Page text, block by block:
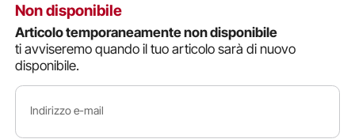
Non disponibile
Articolo temporaneamente non disponibile
ti avviseremo quando il tuo articolo sarà di nuovo
disponibile.
Indirizzo e-mail